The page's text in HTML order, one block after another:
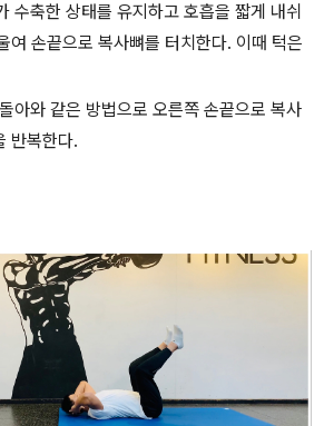
수축한 상태를 유지하고 호흡을 짧게 내쉬
여 손끝으로 복사뼈를 터치한다. 이때 턱은
아와 같은 방법으로 오른쪽 손끝으로 복사
반복한다.